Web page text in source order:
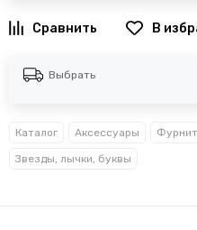
В
Выбрать
Каталог Аксессуары
Звезды, лычки, буквы